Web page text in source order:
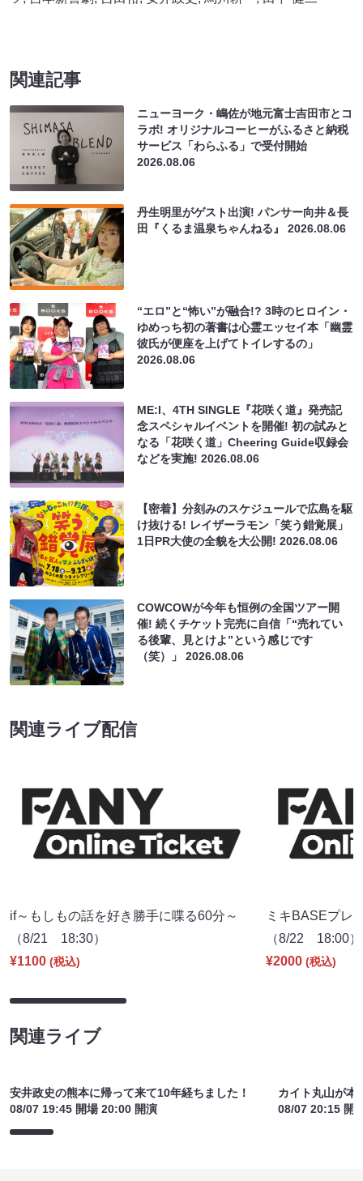
関連記事
ニューヨーク・嶋佐が地元富士吉田市とコ
ラボ! オリジナルコーヒーがふるさと納税
サービス「わらふる」で受付開始
2026.08.06
丹生明里がゲスト出演! パンサー向井＆長
田『くるま温泉ちゃんねる』2026.08.06
“エロ”と“怖い”が融合!? 3時のヒロイン・
ゆめっち初の著書は心霊エッセイ本「幽霊
彼氏が便座を上げてトイレするの」
2026.08.06
ME:I、4TH SINGLE『花咲く道』発売記
念スペシャルイベントを開催! 初の試みと
なる「花咲く道」Cheering Guide収録会
などを実施!2026.08.06
【密着】分刻みのスケジュールで広島を駆
け抜ける! レイザーラモン「笑う錯覚展」
1日PR大使の全貌を大公開!2026.08.06
COWCOWが今年も恒例の全国ツアー開
催! 続くチケット完売に自信「“売れてい
る後輩、見とけよ”という感じです
（笑）」2026.08.06
関連ライブ配信
if～もしもの話を好き勝手に喋る60分～
（8/21 18:30）
¥1100 (税込)
ミキBASEプレ
（8/22 18:00）
¥2000 (税込)
関連ライブ